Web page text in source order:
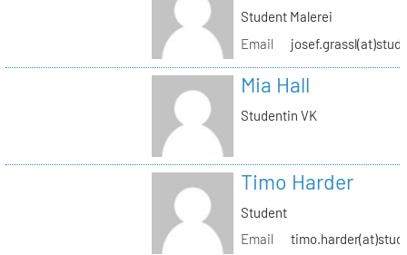
Student Malerei
Email
Mia Hall
Studentin VK
Timo Harder
Student
Email